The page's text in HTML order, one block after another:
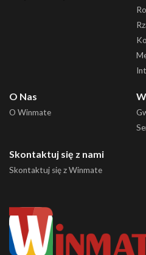
O Nas
O Winmate
Skontaktuj się z nami
Skontaktuj się z Winmate